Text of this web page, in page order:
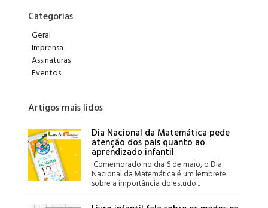
Categorias
·Geral
·Imprensa
·Assinaturas
·Eventos
Artigos mais lidos
Dia Nacional da Matemática pede
atenção dos pais quanto ao
aprendizado infantil
Comemorado no dia 6 de maio, o Dia
Nacional da Matemática é um lembrete
sobre a importância do estudo...